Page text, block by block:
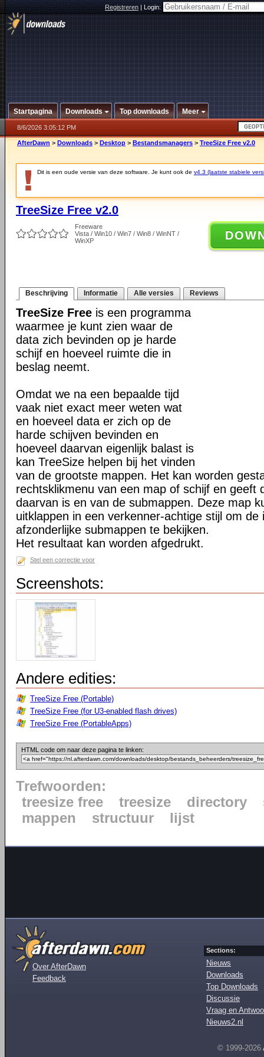
Registreren|Login:
Startpagina Downloads Top downloads Meer
8/6/2026 3:05:12 PM
AfterDawn > Downloads > Desktop > Bestandsmanagers > TreeSize Free v2.0
Dit is een oude versie van deze software. Je kunt ook de v4.3 (laatste stabiele
TreeSize Free v2.0
Freeware
Vista / Win10 / Win7 / Win8 / WinNT /
WinXP
Beschrijving Informatie Alle versies Reviews
TreeSize Free is een programma
waarmee je kunt zien waar de
data zich bevinden op je harde
schijf en hoeveel ruimte die in
beslag neemt.
Omdat we na een bepaalde tijd
vaak niet exact meer weten wat
en hoeveel data er zich op de
harde schijven bevinden en
hoeveel daarvan eigenlijk balast is
kan TreeSize helpen bij het vinden
van de grootste mappen. Het kan worden
rechtsklikmenu van een map of schijf en geeft
daarvan is en van de submappen. Deze map
uitklappen in een verkenner-achtige stijl om de
afzonderlijke submappen te bekijken.
Het resultaat kan worden afgedrukt.
Stel een correctie voor
Screenshots:
Andere edities:
TreeSize Free (Portable)
TreeSize Free (for U3-enabled flash drives)
TreeSize Free (PortableApps)
HTML code om naar deze pagina te linken:
Trefwoorden:
treesize free
treesize directory
mappen
structuur lijst
Over AfterDawn
Feedback
Sections:
Nieuws
Downloads
Top Downloads
Discussie
Vraag en
Nieuws2.nl
© 1999-2026